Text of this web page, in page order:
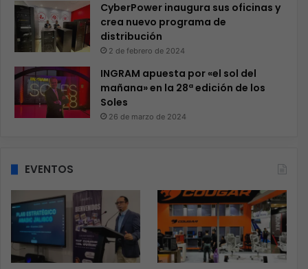
CyberPower inaugura sus oficinas y
crea nuevo programa de
distribución
2 de febrero de 2024
INGRAM apuesta por «el sol del
mañana» en la 28ª edición de los
Soles
26 de marzo de 2024
EVENTOS